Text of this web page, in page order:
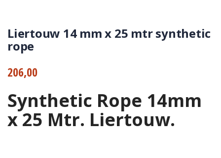
Liertouw 14 mm x 25 mtr synthetic
rope
206,00
Synthetic Rope 14mm
x 25 Mtr. Liertouw.